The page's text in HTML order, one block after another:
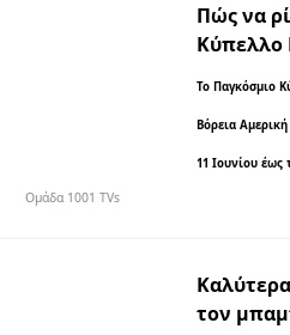
Πώς να
Κύπελλο
και άλλα
Το Παγκόσμιο
Βόρεια
11 Ιουνίου έως
Ομάδα 1001 TVs
τον